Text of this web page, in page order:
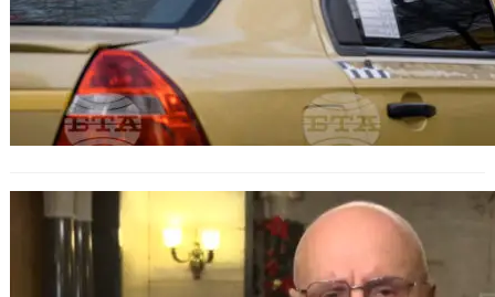
БНБ: инфлацията може да се
ускори при нови сътресения на
енергийните пазари